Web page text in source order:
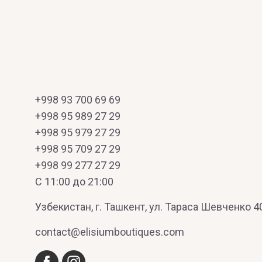
+998 93 700 69 69
+998 95 989 27 29
+998 95 979 27 29
+998 95 709 27 29
+998 99 277 27 29
C 11:00 до 21:00
Узбекистан, г. Ташкент, ул. Тараса Шевченко
contact@elisiumboutiques.com